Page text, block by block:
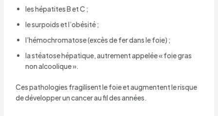
les hépatites B et C ;
le surpoids et l’obésité ;
l’hémochromatose (excès de fer dans le foie) ;
la stéatose hépatique, autrement appelée « foie gras
non alcoolique ».
Ces pathologies fragilisent le foie et augmentent le risque
de développer un cancer au fil des années.